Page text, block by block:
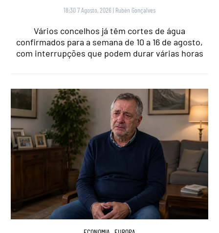
18:30 7 Agosto, 2026 | Rubén Gonçalves
Vários concelhos já têm cortes de água
confirmados para a semana de 10 a 16 de agosto,
com interrupções que podem durar várias horas